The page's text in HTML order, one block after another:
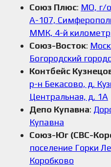
Союз Плюс: МО, г/
А-107,
ММК, 4-й
Союз-Восток:
Богородский
Контбейс
р-н Бекасово, д.
Центральная, д. 1А
Депо Купавна:
Купавна
Союз-Юг (СВС-
поселение Горки
Коробково